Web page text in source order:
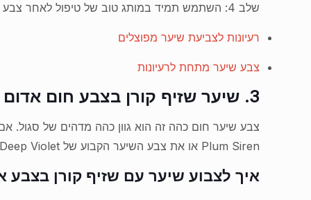
שלב 4: השתמש תמיד במותג טוב של טיפול לאחר צבע כדי להגן באופן מלא על השיער ועל הציפורן שלך. לעולם אל תשתמש במים חמים כמו גם בשמפו.
רעיונות לצביעת שיער מפוצלים
צבע שיער מתחת לרעיונות
3. שיער שזיף קורן בצבע חום אדום
Plum Siren או את צבע השיער הקבוע של L'Oréal Paris Feria – 6.3 fl oz Intense Deep Violet.
איך לצבוע שיער עם שזיף קורן בצבע